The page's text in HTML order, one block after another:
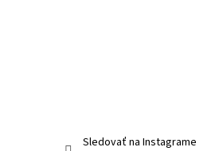
Sledovať na Instagrame